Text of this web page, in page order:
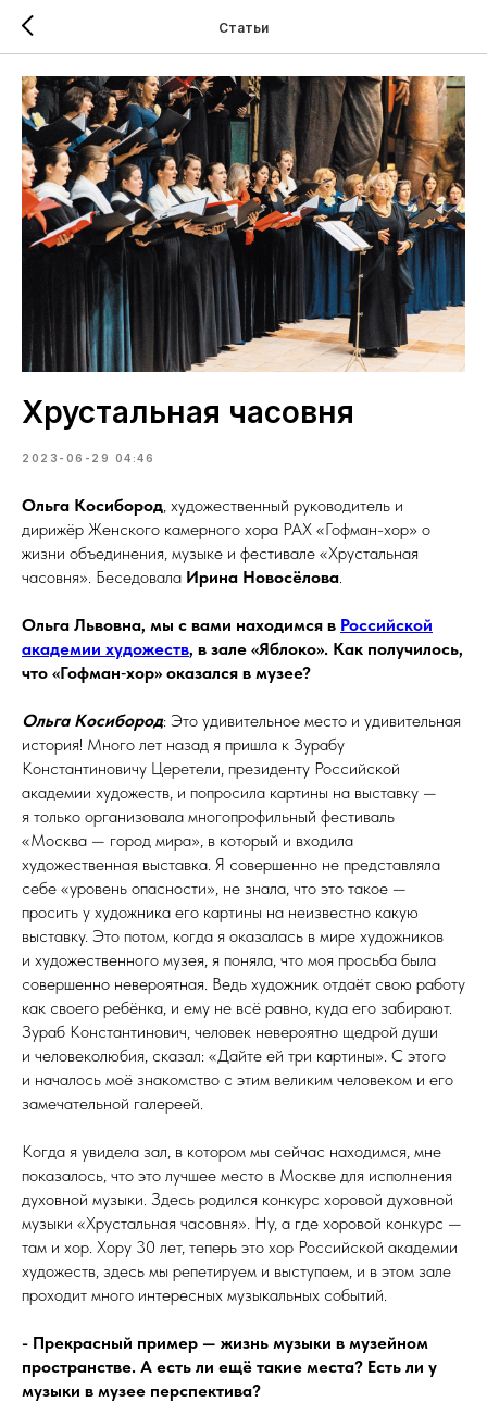
Статьи
Хрустальная часовня
2023-06-29 04:46
Ольга Косибород, художественный руководитель и
дирижёр Женского камерного хора РАХ «Гофман-хор» о
жизни объединения, музыке и фестивале «Хрустальная
часовня». Беседовала Ирина Новосёлова.
Ольга Львовна, мы с вами находимся в Российской
академии художеств, в зале «Яблоко». Как получилось,
что «Гофман‑хор» оказался в музее?
Ольга Косибород: Это удивительное место и удивительная
история! Много лет назад я пришла к Зурабу
Константиновичу Церетели, президенту Российской
академии художеств, и попросила картины на выставку —
я только организовала многопрофильный фестиваль
«Москва — город мира», в который и входила
художественная выставка. Я совершенно не представляла
себе «уровень опасности», не знала, что это такое —
просить у художника его картины на неизвестно какую
выставку. Это потом, когда я оказалась в мире художников
и художественного музея, я поняла, что моя просьба была
совершенно невероятная. Ведь художник отдаёт свою работу
как своего ребёнка, и ему не всё равно, куда его забирают.
Зураб Константинович, человек невероятно щедрой души
и человеколюбия, сказал: «Дайте ей три картины». С этого
и началось моё знакомство с этим великим человеком и его
замечательной галереей.
Когда я увидела зал, в котором мы сейчас находимся, мне
показалось, что это лучшее место в Москве для исполнения
духовной музыки. Здесь родился конкурс хоровой духовной
музыки «Хрустальная часовня». Ну, а где хоровой конкурс —
там и хор. Хору 30 лет, теперь это хор Российской академии
художеств, здесь мы репетируем и выступаем, и в этом зале
проходит много интересных музыкальных событий.
- Прекрасный пример — жизнь музыки в музейном
пространстве. А есть ли ещё такие места? Есть ли у
музыки в музее перспектива?